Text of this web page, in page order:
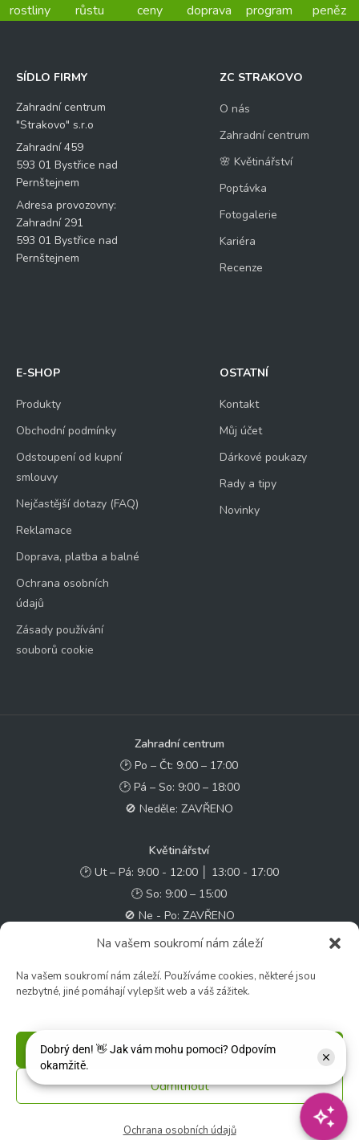
Na vašem soukromí nám záleží
Na vašem soukromí nám záleží. Používáme cookies, některé jsou
nezbytné, jiné pomáhají vylepšit web a váš zážitek.
Příjmout
Odmítnout
Ochrana osobních údajů
rostliny
růstu
ceny
doprava
program
peněz
SÍDLO FIRMY
Zahradní centrum
"Strakovo" s.r.o
Zahradní 459
593 01 Bystřice nad
Pernštejnem
Adresa provozovny:
Zahradní 291
593 01 Bystřice nad
Pernštejnem
ZC STRAKOVO
O nás
Zahradní centrum
🌸 Květinářství
Poptávka
Fotogalerie
Kariéra
Recenze
E-SHOP
Produkty
Obchodní podmínky
Odstoupení od kupní
smlouvy
Nejčastější dotazy (FAQ)
Reklamace
Doprava, platba a balné
Ochrana osobních
údajů
Zásady používání
souborů cookie
OSTATNÍ
Kontakt
Můj účet
Dárkové poukazy
Rady a tipy
Novinky
Zahradní centrum
🕑 Po – Čt: 9:00 – 17:00
🕑 Pá – So: 9:00 – 18:00
🚫 Neděle: ZAVŘENO
Květinářství
🕑 Ut – Pá: 9:00 - 12:00 │ 13:00 - 17:00
🕑 So: 9:00 – 15:00
🚫 Ne - Po: ZAVŘENO
✉️ e-shop@zcstrakovo.cz
© 2026 Zahradní centrum "Strakovo" s.r.o. – Všechna práva vyhrazena. |
Vytvořilo
inetio s. r. o.